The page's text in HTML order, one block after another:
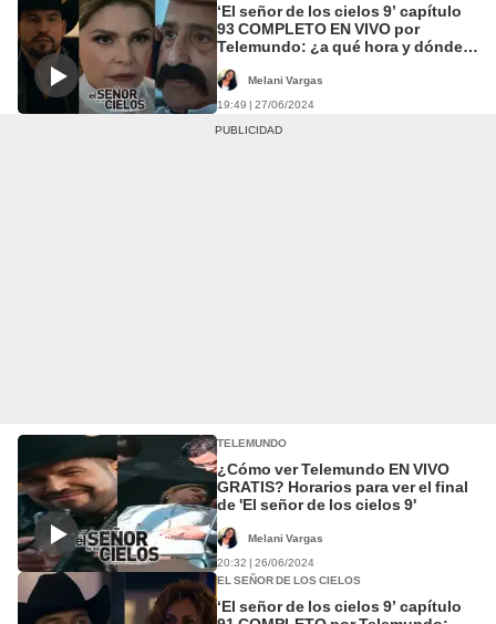
‘El señor de los cielos 9’ capítulo
93 COMPLETO EN VIVO por
Telemundo: ¿a qué hora y dónde
Melani Vargas
19:49 | 27/06/2024
TELEMUNDO
¿Cómo ver Telemundo EN VIVO
GRATIS? Horarios para ver el final
de 'El señor de los cielos 9'
Melani Vargas
20:32 | 26/06/2024
EL SEÑOR DE LOS CIELOS
‘El señor de los cielos 9’ capítulo